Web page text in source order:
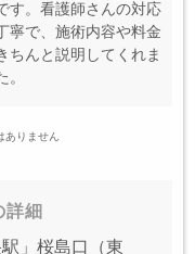
す。看護師さんの対応
寧で、施術内容や料金
ちんと説明してくれま
。
りません
詳細
」桜島口（東